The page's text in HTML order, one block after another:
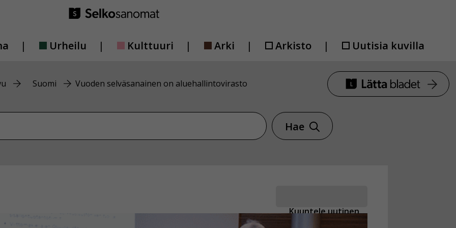
Urheilu Kulttuuri Arki Arkisto Uutisia kuvilla
Suomi Vuoden selväsanainen on aluehallintovirasto
Hae
Kuuntele uutinen